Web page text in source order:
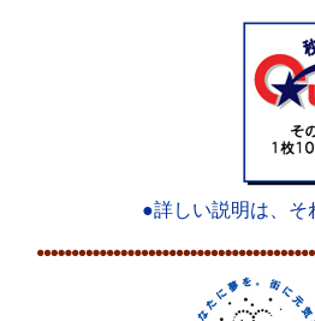
●詳しい説明は、そ